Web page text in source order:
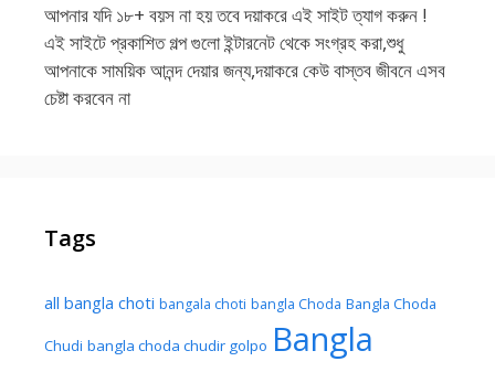
আপনার যদি ১৮+ বয়স না হয় তবে দয়াকরে এই সাইট ত্যাগ করুন !
এই সাইটে প্রকাশিত গল্প গুলো ইন্টারনেট থেকে সংগ্রহ করা,শুধু
আপনাকে সাময়িক আনন্দ দেয়ার জন্য,দয়াকরে কেউ বাস্তব জীবনে এসব
চেষ্টা করবেন না
Tags
all bangla choti bangala choti bangla Choda Bangla Choda
Chudi bangla choda chudir golpo Bangla